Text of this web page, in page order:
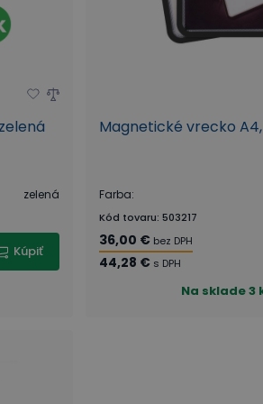
zelená
Kúpiť
Magnetické vrecko
Farba:
Kód tovaru: 503217
36,00 € bez DPH
44,28 € s DPH
Na sklade3